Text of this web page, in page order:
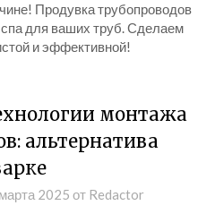
Продувка трубопроводов
спа для ваших труб. Сделаем
и эффективной!
монтажа
альтернатива
2025 от Redactor